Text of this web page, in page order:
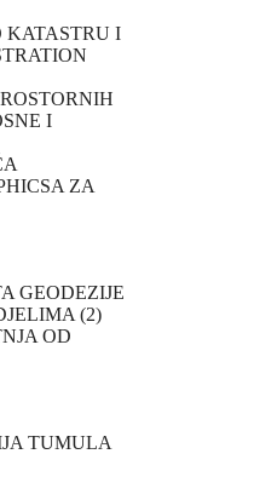
KATASTRU I
I
ZA
GEODEZIJE
(2)
OD
TUMULA